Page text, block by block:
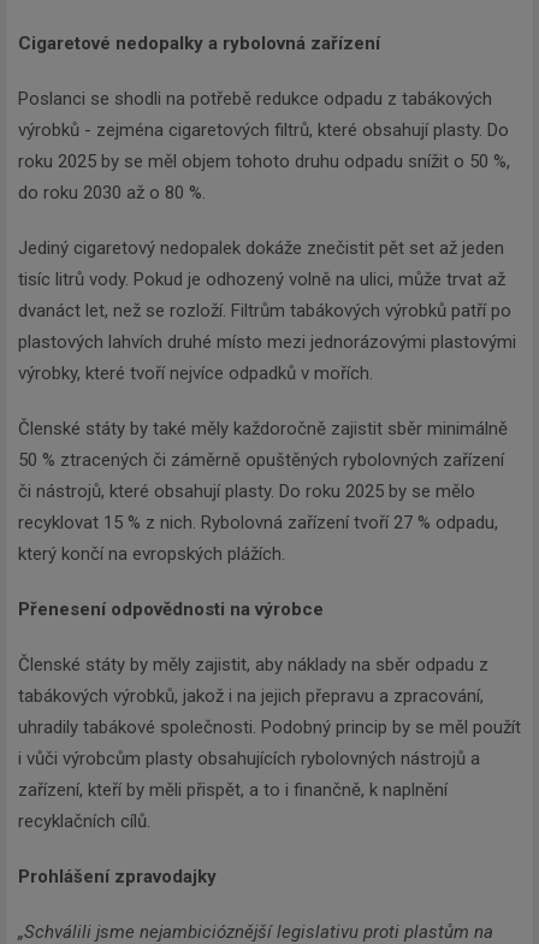
Cigaretové nedopalky a rybolovná zařízení
Poslanci se shodli na potřebě redukce odpadu z tabákových
výrobků - zejména cigaretových filtrů, které obsahují plasty. Do
roku 2025 by se měl objem tohoto druhu odpadu snížit o 50 %,
do roku 2030 až o 80 %.
Jediný cigaretový nedopalek dokáže znečistit pět set až jeden
tisíc litrů vody. Pokud je odhozený volně na ulici, může trvat až
dvanáct let, než se rozloží. Filtrům tabákových výrobků patří po
plastových lahvích druhé místo mezi jednorázovými plastovými
výrobky, které tvoří nejvíce odpadků v mořích.
Členské státy by také měly každoročně zajistit sběr minimálně
50 % ztracených či záměrně opuštěných rybolovných zařízení
či nástrojů, které obsahují plasty. Do roku 2025 by se mělo
recyklovat 15 % z nich. Rybolovná zařízení tvoří 27 % odpadu,
který končí na evropských plážích.
Přenesení odpovědnosti na výrobce
Členské státy by měly zajistit, aby náklady na sběr odpadu z
tabákových výrobků, jakož i na jejich přepravu a zpracování,
uhradily tabákové společnosti. Podobný princip by se měl použít
i vůči výrobcům plasty obsahujících rybolovných nástrojů a
zařízení, kteří by měli přispět, a to i finančně, k naplnění
recyklačních cílů.
Prohlášení zpravodajky
„Schválili jsme nejambicióznější legislativu proti plastům na